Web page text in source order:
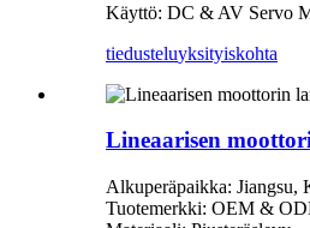
Käyttö: DC & AV Servo
tiedusteluyksityiskohta
Lineaarisen
Alkuperäpaikka: Jiangsu,
Tuotemerkki: OEM &